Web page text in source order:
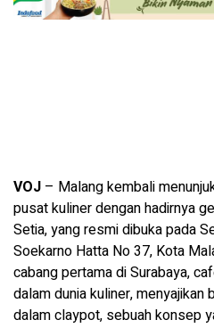
VOJ – Malang kembali
pusat kuliner dengan hadirnya
Setia, yang resmi dibuka pada
Soekarno Hatta No 37, Kota
cabang pertama di Surabaya,
dalam dunia kuliner, menyajikan
dalam claypot, sebuah konsep